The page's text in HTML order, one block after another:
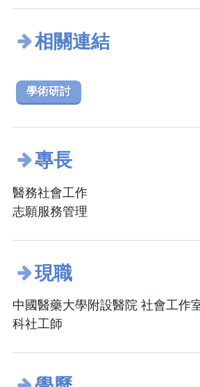
相關連結
學術研討
專長
醫務社會工作
志願服務管理
現職
中國醫藥大學附設醫院 社會工作
科社工師